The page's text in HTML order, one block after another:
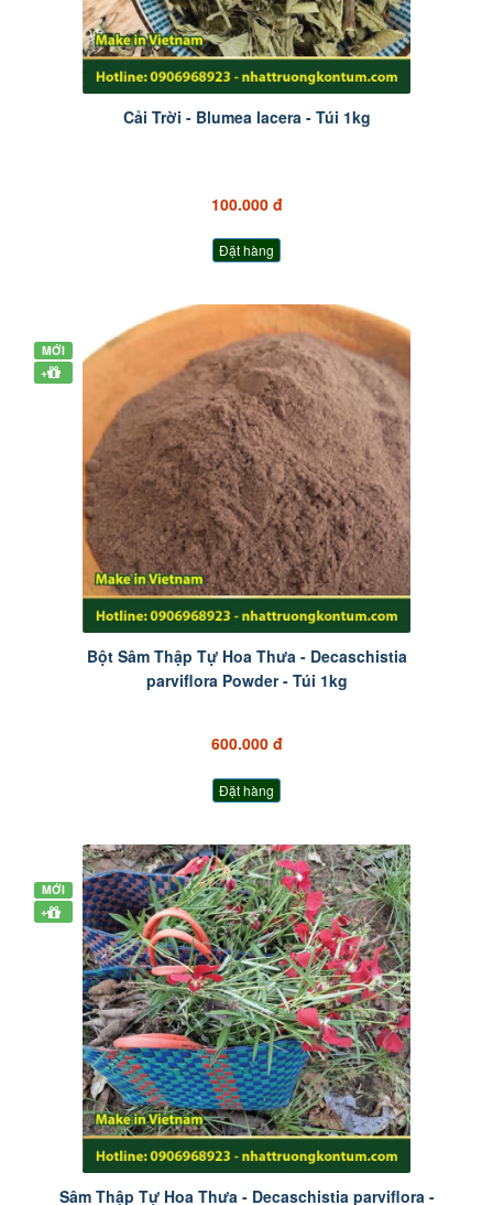
Cải Trời - Blumea lacera - Túi 1kg
100.000 đ
Đặt hàng
MỚI
+
Bột Sâm Thập Tự Hoa Thưa - Decaschistia
parviflora Powder - Túi 1kg
600.000 đ
Đặt hàng
MỚI
+
Sâm Thập Tự Hoa Thưa - Decaschistia parviflora -